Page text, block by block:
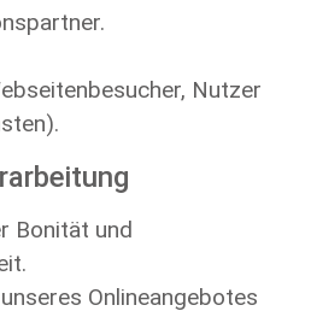
Nutzer
Bonität und
Onlineangebotes